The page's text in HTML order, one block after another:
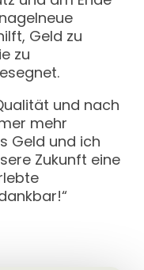
Geld zu
zu
und nach
mehr
Geld und ich
Zukunft eine